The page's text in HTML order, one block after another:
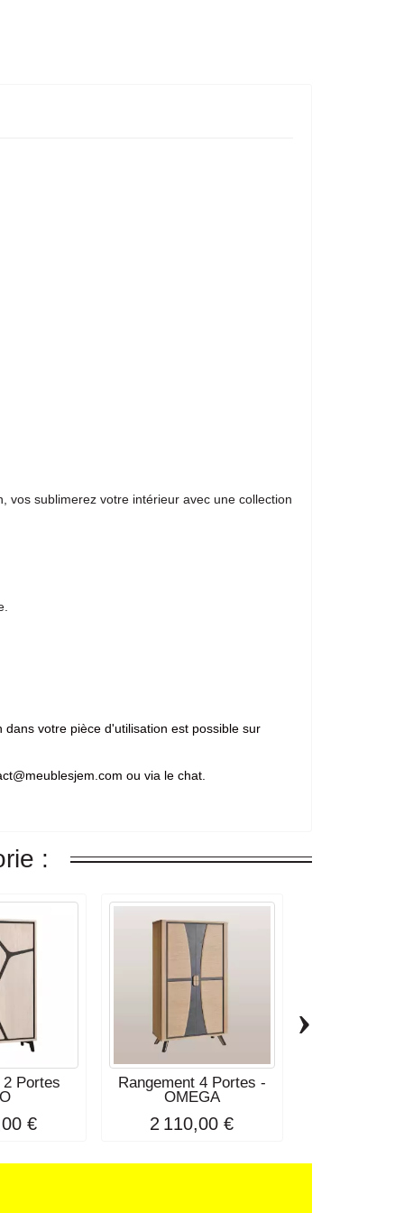
vos sublimerez votre intérieur avec une collection
votre pièce d'utilisation est possible sur
ou via le chat.
:
Portes
€
Rangement 4 Portes -
OMEGA
2 110,00 €
›